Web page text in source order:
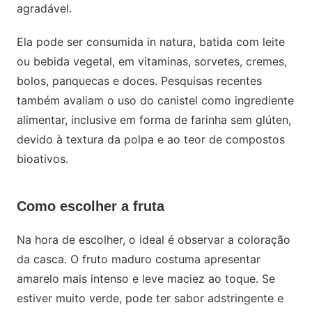
agradável.
Ela pode ser consumida in natura, batida com leite
ou bebida vegetal, em vitaminas, sorvetes, cremes,
bolos, panquecas e doces. Pesquisas recentes
também avaliam o uso do canistel como ingrediente
alimentar, inclusive em forma de farinha sem glúten,
devido à textura da polpa e ao teor de compostos
bioativos.
Como escolher a fruta
Na hora de escolher, o ideal é observar a coloração
da casca. O fruto maduro costuma apresentar
amarelo mais intenso e leve maciez ao toque. Se
estiver muito verde, pode ter sabor adstringente e